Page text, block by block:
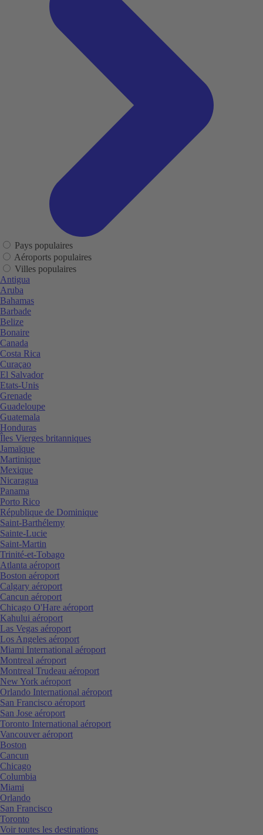
Pays populaires
Aéroports populaires
Villes populaires
Antigua
Aruba
Bahamas
Barbade
Belize
Bonaire
Canada
Costa Rica
Curaçao
El Salvador
Etats-Unis
Grenade
Guadeloupe
Guatemala
Honduras
Îles Vierges britanniques
Jamaïque
Martinique
Mexique
Nicaragua
Panama
Porto Rico
République de Dominique
Saint-Barthélemy
Sainte-Lucie
Saint-Martin
Trinité-et-Tobago
Atlanta aéroport
Boston aéroport
Calgary aéroport
Cancun aéroport
Chicago O'Hare aéroport
Kahului aéroport
Las Vegas aéroport
Los Angeles aéroport
Miami International aéroport
Montreal aéroport
Montreal Trudeau aéroport
New York aéroport
Orlando International aéroport
San Francisco aéroport
San Jose aéroport
Toronto International aéroport
Vancouver aéroport
Boston
Cancun
Chicago
Columbia
Miami
Orlando
San Francisco
Toronto
Voir toutes les destinations